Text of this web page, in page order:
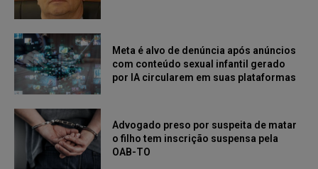
Meta é alvo de denúncia após anúncios
com conteúdo sexual infantil gerado
por IA circularem em suas plataformas
Advogado preso por suspeita de matar
o filho tem inscrição suspensa pela
OAB-TO